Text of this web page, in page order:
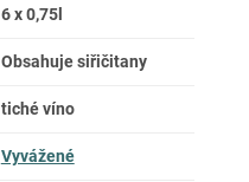
6 x 0,75l
Obsahuje siřičitany
tiché víno
Vyvážené